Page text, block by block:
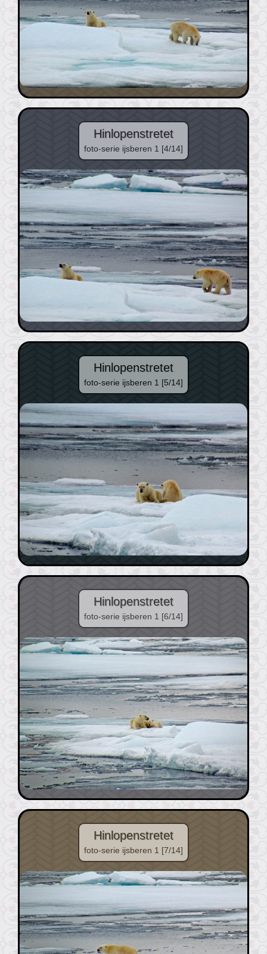
Hinlopenstretet
foto-serie ijsberen 1 [4/14]
Hinlopenstretet
foto-serie ijsberen 1 [5/14]
Hinlopenstretet
foto-serie ijsberen 1 [6/14]
Hinlopenstretet
foto-serie ijsberen 1 [7/14]